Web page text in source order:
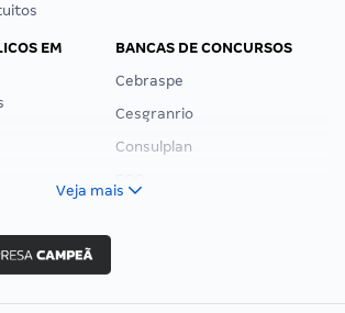
EM
BANCAS DE CONCURSOS
Cebraspe
Cesgranrio
Consulplan
Veja mais